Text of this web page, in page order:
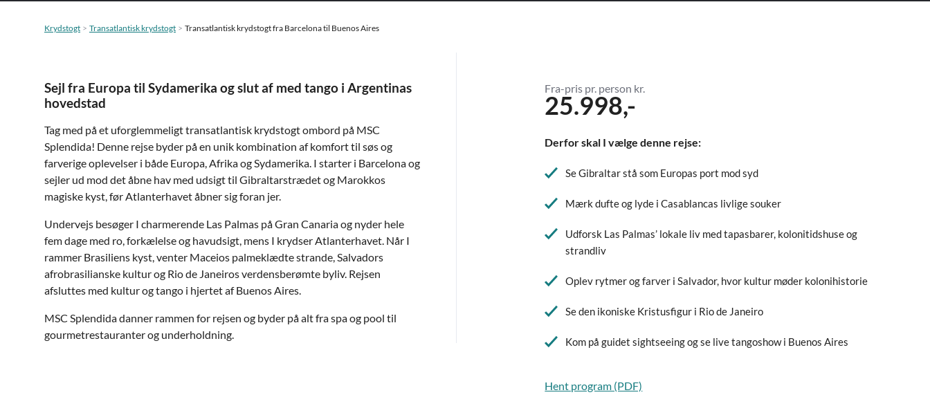
Krydstogt Transatlantisk krydstogt Transatlantisk krydstogt fra Barcelona til Buenos Aires
Sejl fra Europa til Sydamerika og slut af med tango i Argentinas
hovedstad
Tag med på et uforglemmeligt transatlantisk krydstogt ombord på MSC
Splendida! Denne rejse byder på en unik kombination af komfort til søs og
farverige oplevelser i både Europa, Afrika og Sydamerika. I starter i Barcelona og
sejler ud mod det åbne hav med udsigt til Gibraltarstrædet og Marokkos
magiske kyst, før Atlanterhavet åbner sig foran jer.
Undervejs besøger I charmerende Las Palmas på Gran Canaria og nyder hele
fem dage med ro, forkælelse og havudsigt, mens I krydser Atlanterhavet. Når I
rammer Brasiliens kyst, venter Maceios palmeklædte strande, Salvadors
afrobrasilianske kultur og Rio de Janeiros verdensberømte byliv. Rejsen
afsluttes med kultur og tango i hjertet af Buenos Aires.
MSC Splendida danner rammen for rejsen og byder på alt fra spa og pool til
gourmetrestauranter og underholdning.
Fra-pris pr. person kr.
25.998,-
Derfor skal I vælge denne rejse:
Se Gibraltar stå som Europas port mod syd
Mærk dufte og lyde i Casablancas livlige souker
Udforsk Las Palmas’ lokale liv med tapasbarer, kolonitidshuse og
strandliv
Oplev rytmer og farver i Salvador, hvor kultur møder kolonihistorie
Se den ikoniske Kristusfigur i Rio de Janeiro
Kom på guidet sightseeing og se live tangoshow i Buenos Aires
Hent program (PDF)